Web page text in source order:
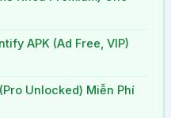
APK (Ad Free, VIP)
Unlocked) Miễn Phí